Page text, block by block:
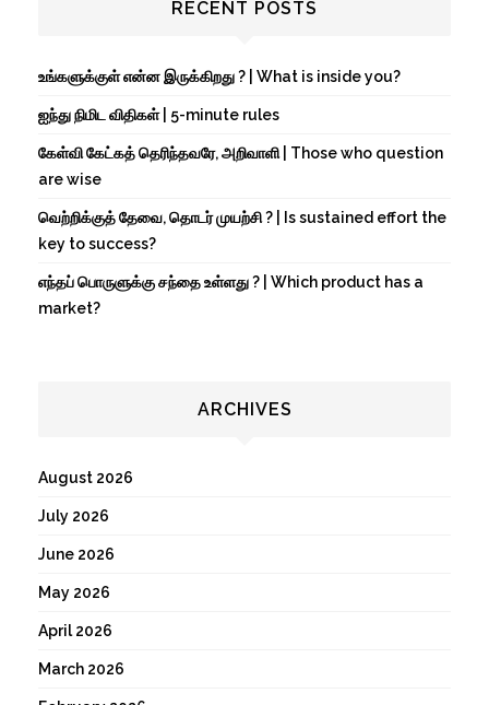
RECENT POSTS
உங்களுக்குள் என்ன இருக்கிறது ? | What is inside you?
ஐந்து நிமிட விதிகள் | 5-minute rules
கேள்வி கேட்கத் தெரிந்தவரே, அறிவாளி | Those who question
are wise
வெற்றிக்குத் தேவை, தொடர் முயற்சி ? | Is sustained effort the
key to success?
எந்தப் பொருளுக்கு சந்தை உள்ளது ? | Which product has a
market?
ARCHIVES
August 2026
July 2026
June 2026
May 2026
April 2026
March 2026